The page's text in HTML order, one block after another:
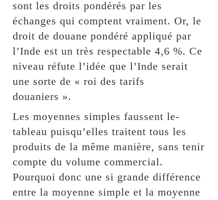
sont les droits pondérés par les
échanges qui comptent vraiment. Or, le
droit de douane pondéré appliqué par
l’Inde est un très respectable 4,6 %. Ce
niveau réfute l’idée que l’Inde serait
une sorte de « roi des tarifs
douaniers ».
Les moyennes simples faussent le-
tableau puisqu’elles traitent tous les
produits de la même manière, sans tenir
compte du volume commercial.
Pourquoi donc une si grande différence
entre la moyenne simple et la moyenne